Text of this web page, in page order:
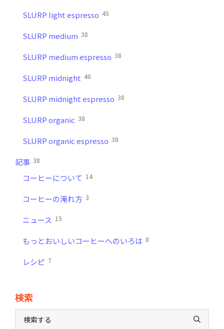
SLURP light espresso 45
SLURP medium 38
SLURP medium espresso 38
SLURP midnight 40
SLURP midnight espresso 38
SLURP organic 38
SLURP organic espresso 38
記事 38
コーヒーについて 14
コーヒーの淹れ方 3
ニュース 15
もっとおいしいコーヒーへのいろは 8
レシピ 7
検索